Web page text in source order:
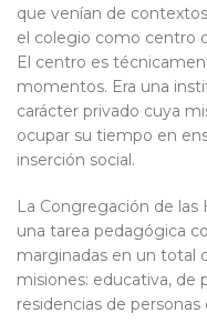
que venían de
el colegio como centro
El centro es
momentos. Era una
carácter privado cuya
ocupar su tiempo en
inserción social.
La Congregación de las
una tarea pedagógica
marginadas en un total
misiones: educativa, de
residencias de